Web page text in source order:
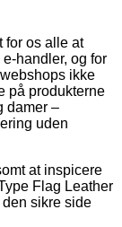
for os alle at
handler, og for
ikke
på produkterne
damer –
uden
at inspicere
Flag Leather
sikre side